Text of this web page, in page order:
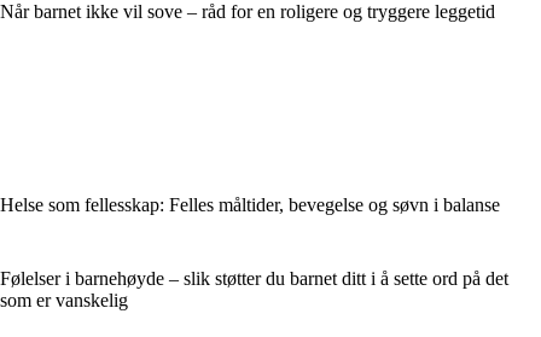
Når barnet ikke vil sove – råd for en roligere og tryggere leggetid
Helse som fellesskap: Felles måltider, bevegelse og søvn i balanse
Følelser i barnehøyde – slik støtter du barnet ditt i å sette ord på det
som er vanskelig